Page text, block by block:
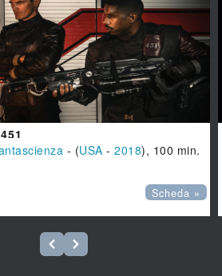
- (USA - 2018), 100 min.
Scheda »